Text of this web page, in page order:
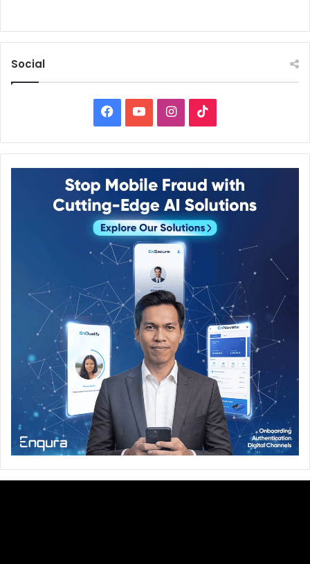
Social
Facebook
YouTubeInstagram